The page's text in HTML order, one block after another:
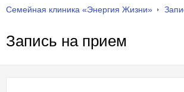
Семейная клиника «Энергия Жизни»
Запись на прием